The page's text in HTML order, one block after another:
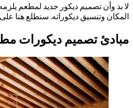
لا بد وأن تصميم ديكور جديد لمطعم
المكان وتنسيق ديكوراته. سنطلع هنا
مبادئ تصميم ديكورات